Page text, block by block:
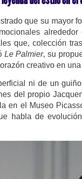
que su mayor
que, colección
Le Palmier, su
creativo en
ni de un
del propio
en el Museo
habla de